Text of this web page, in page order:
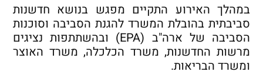
במהלך האירוע התקיים מפגש בנושא חדשנות
סביבתית בהובלת המשרד להגנת הסביבה וסוכנות
הסביבה של ארה"ב (EPA) ובהשתתפות נציגים
מרשות החדשנות, משרד הכלכלה, משרד האוצר
ומשרד הבריאות.